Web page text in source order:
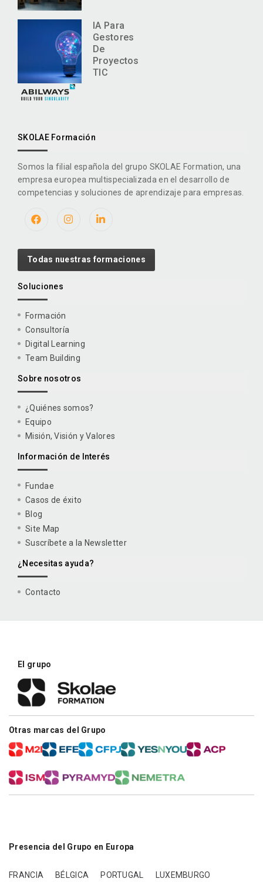
IA Para
Gestores
De
Proyectos
TIC
SKOLAE Formación
Somos la filial española del grupo SKOLAE Formation, una
empresa europea multispecializada en el desarrollo de
competencias y soluciones de aprendizaje para empresas.
Todas nuestras formaciones
Soluciones
Formación
Consultoría
Digital Learning
Team Building
Sobre nosotros
¿Quiénes somos?
Equipo
Misión, Visión y Valores
Información de Interés
Fundae
Casos de éxito
Blog
Site Map
Suscríbete a la Newsletter
¿Necesitas ayuda?
Contacto
El grupo
Otras marcas del Grupo
Presencia del Grupo en Europa
FRANCIA BÉLGICA PORTUGAL LUXEMBURGO